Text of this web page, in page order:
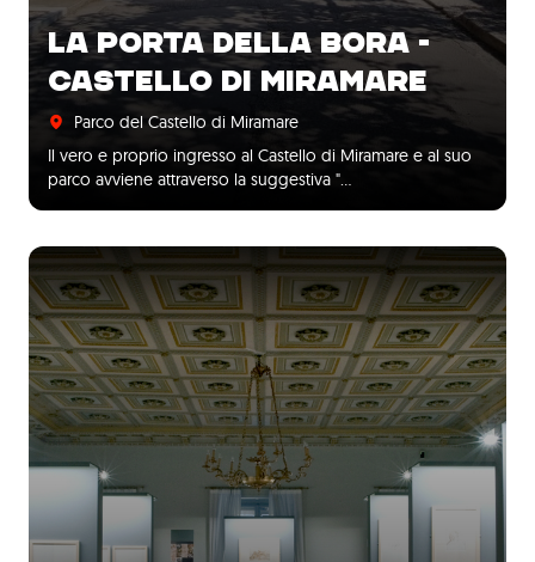
LA PORTA DELLA BORA -
CASTELLO DI MIRAMARE
Parco del Castello di Miramare
Il vero e proprio ingresso al Castello di Miramare e al suo
parco avviene attraverso la suggestiva "…